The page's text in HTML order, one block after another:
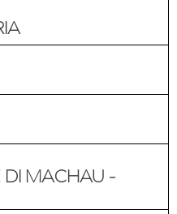
DI MACHAU -